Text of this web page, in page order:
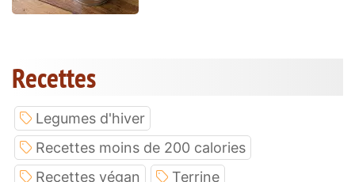
Recettes
Legumes d'hiver
Recettes moins de 200 calories
Recettes végan
Terrine